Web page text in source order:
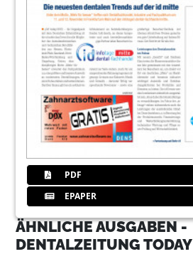
PDF
EPAPER
ÄHNLICHE AUSGABEN -
DENTALZEITUNG TODAY